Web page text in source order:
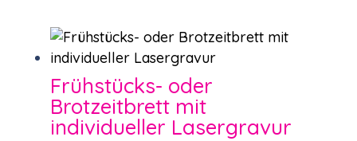
Frühstücks- oder
Brotzeitbrett mit
individueller Lasergravur